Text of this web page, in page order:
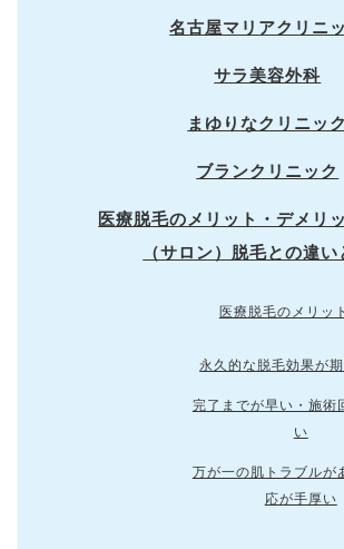
名古屋マリアクリニ
サラ美容外科
まゆりなクリニック
ブランクリニック
医療脱毛のメリット・デメリ
（サロン）脱毛との違い
医療脱毛のメリット
永久的な脱毛効果が
完了までが早い・施術
い
万が一の肌トラブルが
応が手厚い